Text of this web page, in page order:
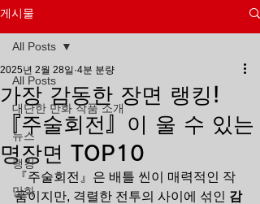
게시물
All Posts
대단한 만화 작품 소개
뉴스
랭킹
만화
All Posts
가장 감동한 장면 랭킹!
『주술회전』이 울 수 있는
명장면 TOP10
2025년 2월 28일 4분 분량
『주술회전』은 배틀 씬이 매력적인 작
품이지만, 격렬한 전투의 사이에 섞인 감